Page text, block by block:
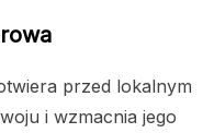
przed lokalnym
i wzmacnia jego